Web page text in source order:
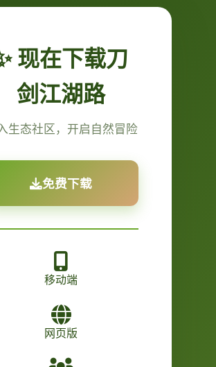
现在下载刀
剑江湖路
生态社区，开启自然冒险
免费下载
移动端
网页版